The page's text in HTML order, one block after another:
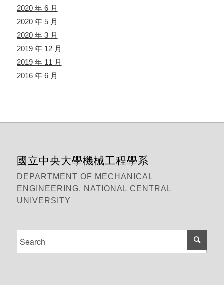
2020 年 6 月
2020 年 5 月
2020 年 3 月
2019 年 12 月
2019 年 11 月
2016 年 6 月
國立中央大學機械工程學系
DEPARTMENT OF MECHANICAL
ENGINEERING, NATIONAL CENTRAL
UNIVERSITY